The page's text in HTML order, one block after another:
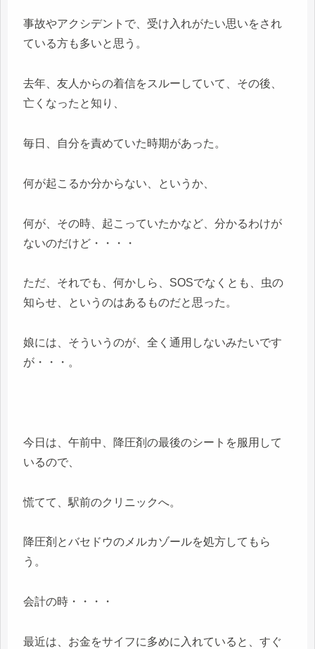
事故やアクシデントで、受け入れがたい思いをされ
ている方も多いと思う。
去年、友人からの着信をスルーしていて、その後、
亡くなったと知り、
毎日、自分を責めていた時期があった。
何が起こるか分からない、というか、
何が、その時、起こっていたかなど、分かるわけが
ないのだけど・・・・
ただ、それでも、何かしら、SOSでなくとも、虫の
知らせ、というのはあるものだと思った。
娘には、そういうのが、全く通用しないみたいです
が・・・。
今日は、午前中、降圧剤の最後のシートを服用して
いるので、
慌てて、駅前のクリニックへ。
降圧剤とバセドウのメルカゾールを処方してもら
う。
会計の時・・・・
最近は、お金をサイフに多めに入れていると、すぐ